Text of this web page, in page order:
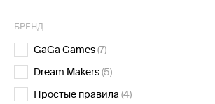
БРЕНД
GaGa Games(7)
Dream Makers(5)
Простые правила (4)